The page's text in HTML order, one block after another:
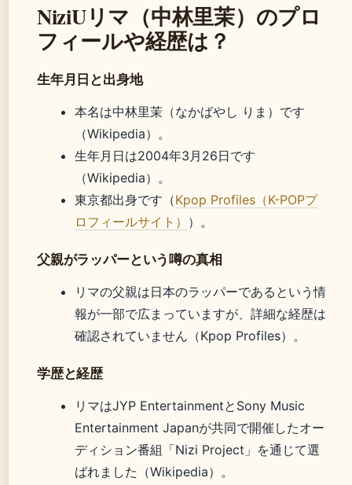
NiziUリマ（中林里茉）のプロ
フィールや経歴は？
生年月日と出身地
本名は中林里茉（なかばやし りま）です
（Wikipedia）。
生年月日は2004年3月26日です
（Wikipedia）。
東京都出身です（Kpop Profiles（K-POPプ
ロフィールサイト） ）。
父親がラッパーという噂の真相
リマの父親は日本のラッパーであるという情
報が一部で広まっていますが、詳細な経歴は
確認されていません（Kpop Profiles）。
学歴と経歴
リマはJYP EntertainmentとSony Music
Entertainment Japanが共同で開催したオー
ディション番組「Nizi Project」を通じて選
ばれました（Wikipedia）。